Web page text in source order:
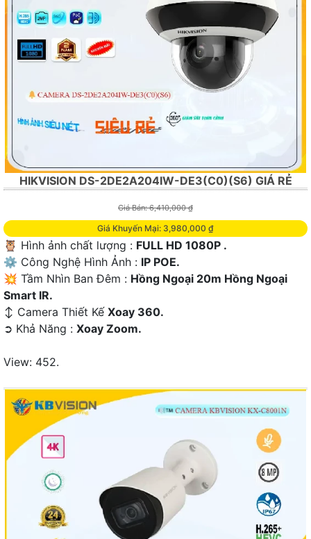
HIKVISION DS-2DE2A204IW-DE3(C0)(S6) GIÁ RẺ
Giá Bán: 6,410,000 ₫
Giá Khuyến Mại: 3,980,000 ₫
🦉 Hình ảnh chất lượng : FULL HD 1080P .
⚙ Công Nghệ Hình Ảnh : IP POE.
💥 Tầm Nhìn Ban Đêm : Hồng Ngoại 20m Hồng Ngoại
Smart IR.
↕️ Camera Thiết Kế Xoay 360.
️➲ Khả Năng : Xoay Zoom.
View: 452.